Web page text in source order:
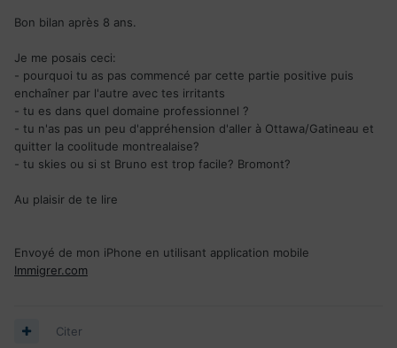
Bon bilan après 8 ans.
Je me posais ceci:
- pourquoi tu as pas commencé par cette partie positive puis
enchaîner par l'autre avec tes irritants
- tu es dans quel domaine professionnel ?
- tu n'as pas un peu d'appréhension d'aller à Ottawa/Gatineau et
quitter la coolitude montrealaise?
- tu skies ou si st Bruno est trop facile? Bromont?
Au plaisir de te lire
Envoyé de mon iPhone en utilisant application mobile
Immigrer.com
Citer